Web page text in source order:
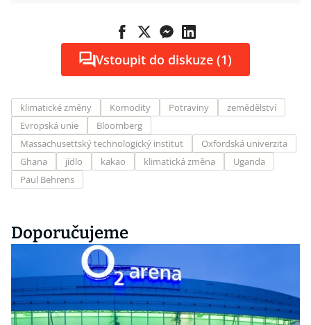
Vstoupit do diskuze (1)
klimatické změny Komodity Potraviny
zemědělství
Evropská unie
Bloomberg
Massachusettský technologický institut
Oxfordská univerzita
Ghana
jídlo kakao klimatická změna
Uganda
Paul Behrens
Doporučujeme